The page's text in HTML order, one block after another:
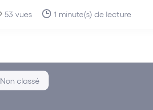
53 vues 1 minute(s) de lecture
Non classé